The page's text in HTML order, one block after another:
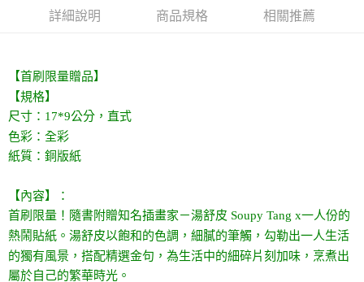
詳細說明 商品規格 相關推薦
【首刷限量贈品】
【規格】
尺寸：17*9公分，直式
色彩：全彩
紙質：銅版紙
【內容】：
首刷限量！隨書附贈知名插畫家－湯舒皮 Soupy Tang x一人份的
熱鬧貼紙。湯舒皮以飽和的色調，細膩的筆觸，勾勒出一人生活
的獨有風景，搭配精選金句，為生活中的細碎片刻加味，烹煮出
屬於自己的繁華時光。